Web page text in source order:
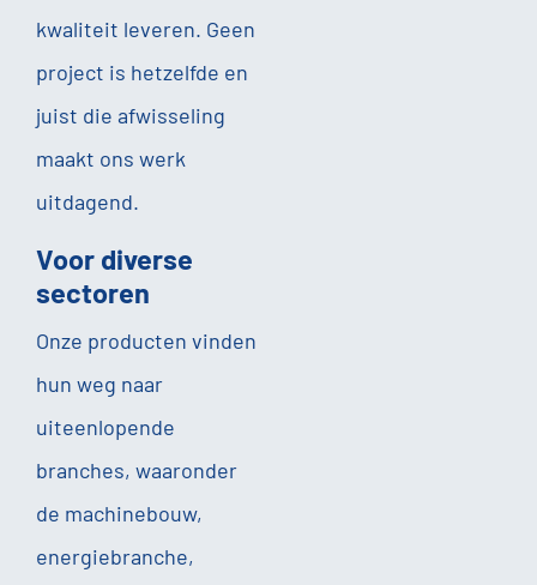
kwaliteit leveren. Geen
project is hetzelfde en
juist die afwisseling
maakt ons werk
uitdagend.
Voor diverse
sectoren
Onze producten vinden
hun weg naar
uiteenlopende
branches, waaronder
de machinebouw,
energiebranche,